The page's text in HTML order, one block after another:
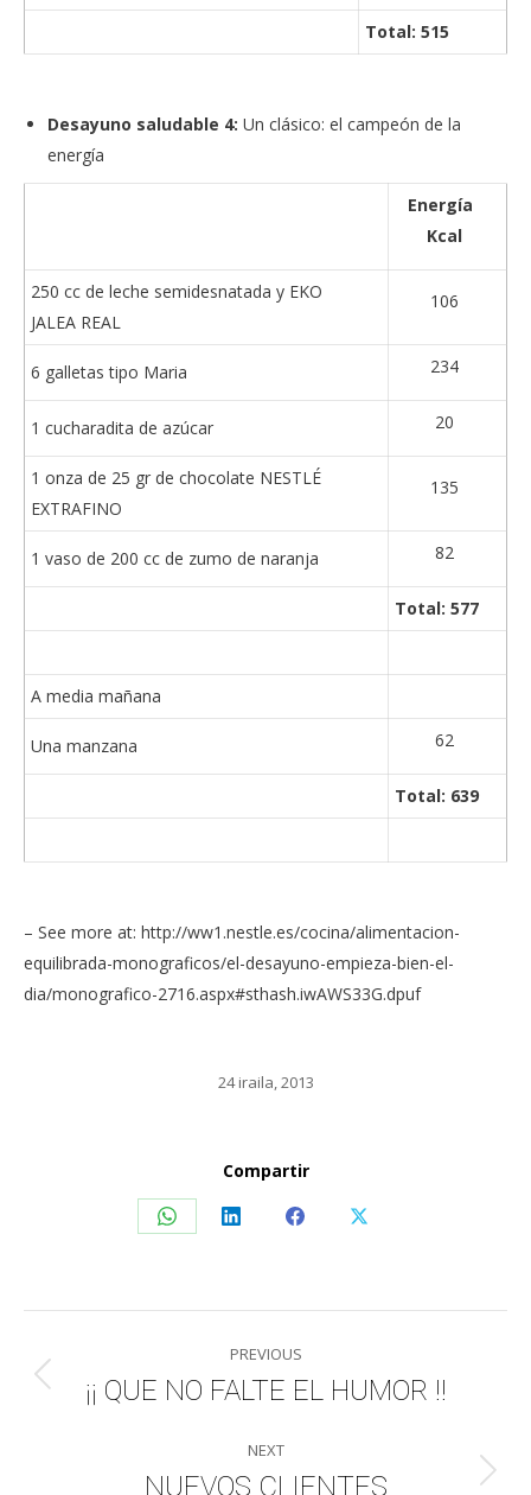
Total: 515
Desayuno saludable 4: Un clásico: el campeón de la
energía
Energía
Kcal
250 cc de leche semidesnatada y EKO
JALEA REAL
106
6 galletas tipo Maria 234
1 cucharadita de azúcar 20
1 onza de 25 gr de chocolate NESTLÉ
EXTRAFINO
135
1 vaso de 200 cc de zumo de naranja 82
Total: 577
A media mañana
Una manzana 62
Total: 639
– See more at: http://ww1.nestle.es/cocina/alimentacion-
equilibrada-monograficos/el-desayuno-empieza-bien-el-
dia/monografico-2716.aspx#sthash.iwAWS33G.dpuf
24 iraila, 2013
Compartir
Share
WhatsApp
Share
LinkedIn
Share
Facebook
Share
X
navigation
PREVIOUS
Previous
¡¡ QUE NO FALTE EL HUMOR !!
NEXT
Next
NUEVOS CLIENTES